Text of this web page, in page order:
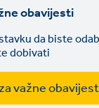
obavijesti
da biste
dobivati
važne